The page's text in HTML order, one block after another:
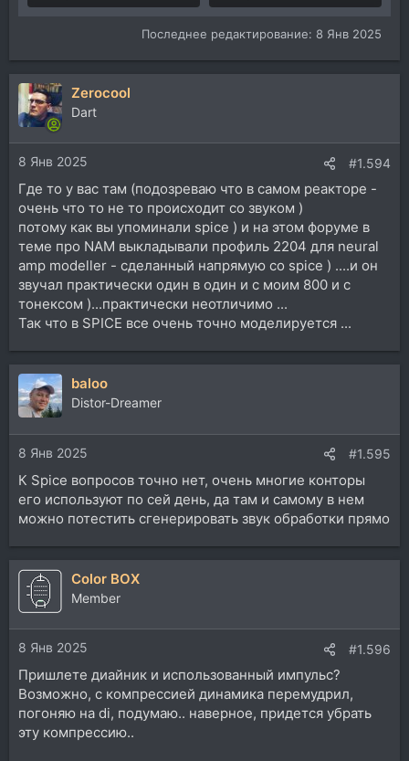
Последнее редактирование: 8 Янв 2025
Zerocool
Dart
8 Янв 2025 #1.594
Где то у вас там (подозреваю что в самом реакторе -
очень что то не то происходит со звуком )
потому как вы упоминали spice ) и на этом форуме в
теме про NAM выкладывали профиль 2204 для neural
amp modeller - сделанный напрямую со spice ) ....и он
звучал практически один в один и с моим 800 и с
тонексом )...практически неотличимо ...
Так что в SPICE все очень точно моделируется ...
baloo
Distor-Dreamer
8 Янв 2025 #1.595
К Spice вопросов точно нет, очень многие конторы
его используют по сей день, да там и самому в нем
можно потестить сгенерировать звук обработки прямо
Color BOX
Member
8 Янв 2025 #1.596
Пришлете диайник и использованный импульс?
Возможно, с компрессией динамика перемудрил,
погоняю на di, подумаю.. наверное, придется убрать
эту компрессию..